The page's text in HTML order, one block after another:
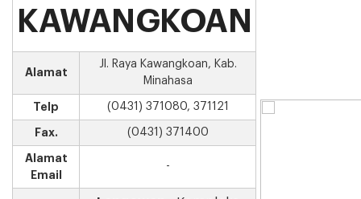
KAWANGKOAN
Alamat
Jl. Raya Kawangkoan, Kab.
Minahasa
Telp (0431) 371080, 371121
Fax. (0431) 371400
Alamat
Email
-